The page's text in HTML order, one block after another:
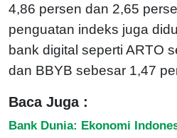
4,86 persen dan 2,65
penguatan indeks juga
bank digital seperti ARTO
dan BBYB sebesar 1,47
Baca Juga :
Bank Dunia: Ekonomi